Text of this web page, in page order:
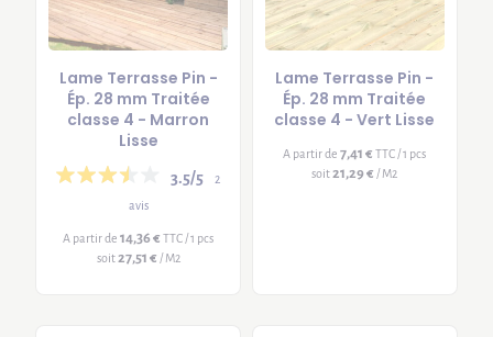
Lame Terrasse Pin -
Ép. 28 mm Traitée
classe 4 - Marron
Lisse
3.5/5
2
avis
A partir de14,36 € TTC / 1 pcs
soit27,51 € / M2
Lame Terrasse Pin -
Ép. 28 mm Traitée
classe 4 - Vert Lisse
A partir de7,41 € TTC / 1 pcs
soit21,29 € / M2